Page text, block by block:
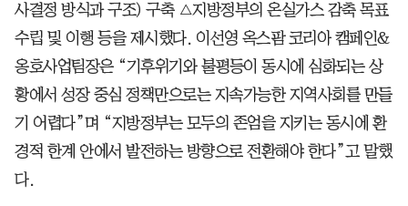
사결정 방식과 구조) 구축 △지방정부의 온실가스 감축 목표
수립 및 이행 등을 제시했다. 이선영 옥스팜 코리아 캠페인&
옹호사업팀장은 “기후위기와 불평등이 동시에 심화되는 상
황에서 성장 중심 정책만으로는 지속가능한 지역사회를 만들
기 어렵다”며 “지방정부는 모두의 존엄을 지키는 동시에 환
경적 한계 안에서 발전하는 방향으로 전환해야 한다”고 말했
다.